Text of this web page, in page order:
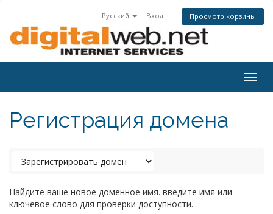
Русский Вход Просмотр корзины
Регистрация домена
Найдите ваше новое доменное имя. введите имя или
ключевое слово для проверки доступности.